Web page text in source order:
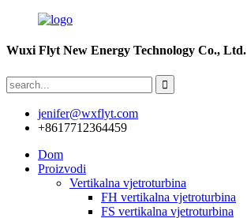
Wuxi Flyt New Energy Technology Co., Ltd.
jenifer@wxflyt.com
+8617712364459
Dom
Proizvodi
Vertikalna vjetroturbina
FH vertikalna vjetroturbina
FS vertikalna vjetroturbina